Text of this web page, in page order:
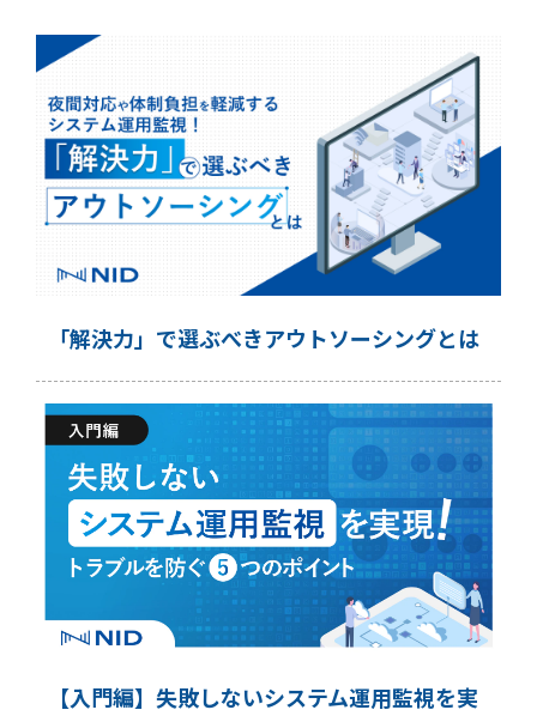
「解決力」で選ぶべきアウトソーシングとは
【入門編】失敗しないシステム運用監視を実